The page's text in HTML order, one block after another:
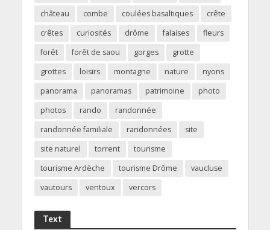
château
combe coulées basaltiques
crête
crêtes
curiosités drôme falaises
fleurs
forêt
forêt de saou gorges
grotte
grottes
loisirs montagne nature
nyons
panorama
panoramas patrimoine
photo
photos
rando
randonnée
randonnée familiale
randonnées
site
site naturel
torrent
tourisme
tourisme Ardèche
tourisme Drôme
vaucluse
vautours
ventoux vercors
Text